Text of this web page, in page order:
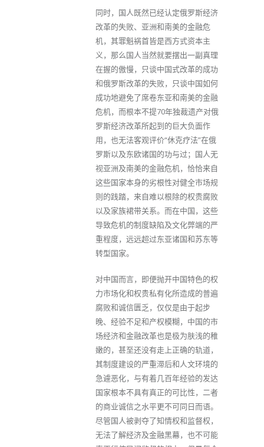
同时，国人既然已经认定俄罗斯经济
改革的失败、亚洲和南美的金融危
机，其罪魁祸首皆是西方式资本主
义，那么国人当然就要摆出一副真理
在握的傲慢，只谈中国式改革的成功
和俄罗斯改革的失败，只谈中国如何
成功地避免了席卷东亚和南美的金融
危机，而根本不提70年独裁遗产对俄
罗斯经济改革所起到的巨大负面作
用，也无法客观评价“休克疗法”在俄
罗斯以及东欧诸国的功与过；国人无
视亚洲及南美的金融危机，恰恰来自
这些国家本身的劣根性对健全市场规
则的践踏，来自难以根除的权贵腐败
以及家族裙带关系。而在中国，这些
导致危机的制度缺陷及文化弊端的严
重程度，远远超过东亚诸国和苏东等
转型国家。
对中国而言，即便抛开中国特色的权
力市场化和权贵私有化所造成的普遍
腐败和诚信匮乏，仅仅是由于起步
晚、经验不足和产权模糊，中国的市
场经济和金融改革也是极为肤浅的稚
嫩的，甚至还没有走上正确的轨道，
其制度建设的严重滞后和人文环境的
急遽恶化，与有着几百年经验的发达
国家根本不具有真正的可比性，二者
的商业诚信之水平更不可同日而语。
尽管国人被剥夺了知情权和监督权，
无法了解经济及金融黑幕，也不可能